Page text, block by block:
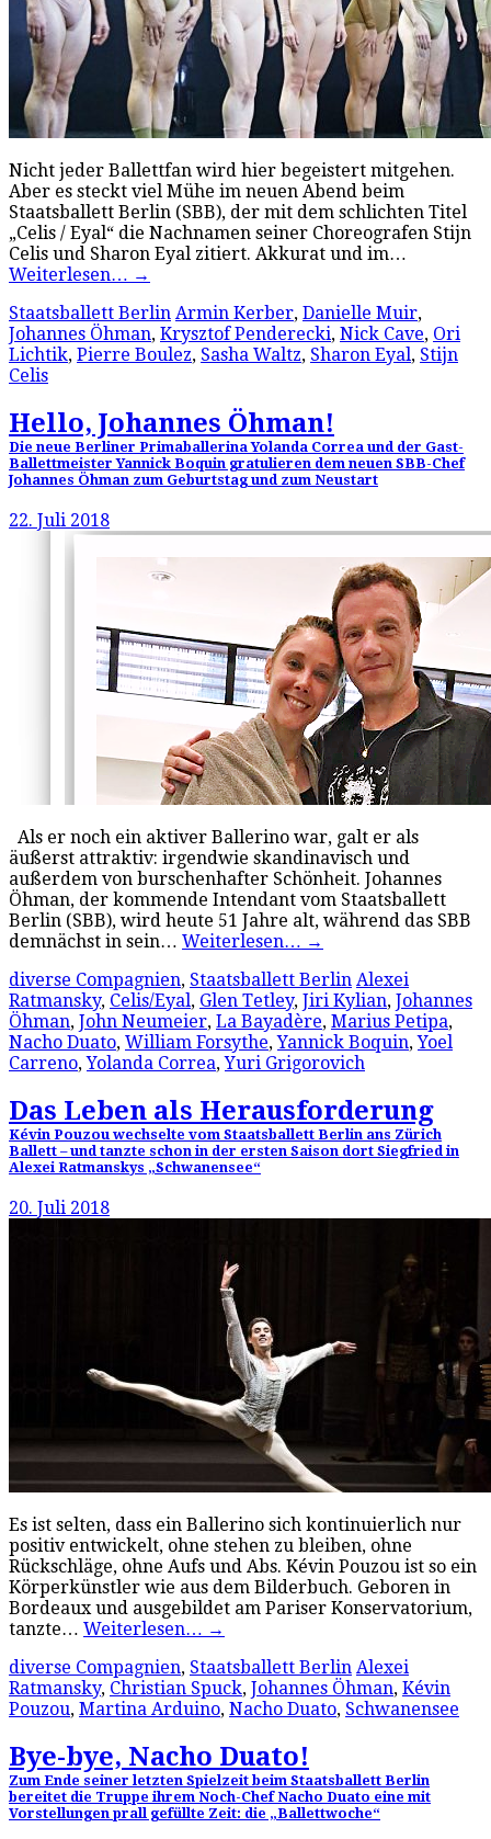
Nicht jeder Ballettfan wird hier begeistert mitgehen.
Aber es steckt viel Mühe im neuen Abend beim
Staatsballett Berlin (SBB), der mit dem schlichten Titel
„Celis / Eyal“ die Nachnamen seiner Choreografen Stijn
Celis und Sharon Eyal zitiert. Akkurat und im…
Weiterlesen… →
Staatsballett Berlin Armin Kerber, Danielle Muir,
Johannes Öhman, Krysztof Penderecki, Nick Cave, Ori
Lichtik, Pierre Boulez, Sasha Waltz, Sharon Eyal, Stijn
Celis
Hello, Johannes Öhman!
Die neue Berliner Primaballerina Yolanda Correa und der Gast-
Ballettmeister Yannick Boquin gratulieren dem neuen SBB-Chef
Johannes Öhman zum Geburtstag und zum Neustart
22. Juli 2018
Als er noch ein aktiver Ballerino war, galt er als
äußerst attraktiv: irgendwie skandinavisch und
außerdem von burschenhafter Schönheit. Johannes
Öhman, der kommende Intendant vom Staatsballett
Berlin (SBB), wird heute 51 Jahre alt, während das SBB
demnächst in sein… Weiterlesen… →
diverse Compagnien, Staatsballett Berlin Alexei
Ratmansky, Celis/Eyal, Glen Tetley, Jiri Kylian, Johannes
Öhman, John Neumeier, La Bayadère, Marius Petipa,
Nacho Duato, William Forsythe,Yannick Boquin,Yoel
Carreno,Yolanda Correa,Yuri Grigorovich
Das Leben als Herausforderung
Kévin Pouzou wechselte vom Staatsballett Berlin ans Zürich
Ballett – und tanzte schon in der ersten Saison dort Siegfried in
Alexei Ratmanskys „Schwanensee“
20. Juli 2018
Es ist selten, dass ein Ballerino sich kontinuierlich nur
positiv entwickelt, ohne stehen zu bleiben, ohne
Rückschläge, ohne Aufs und Abs. Kévin Pouzou ist so ein
Körperkünstler wie aus dem Bilderbuch. Geboren in
Bordeaux und ausgebildet am Pariser Konservatorium,
tanzte… Weiterlesen… →
diverse Compagnien, Staatsballett Berlin Alexei
Ratmansky, Christian Spuck, Johannes Öhman, Kévin
Pouzou, Martina Arduino, Nacho Duato, Schwanensee
Bye-bye, Nacho Duato!
Zum Ende seiner letzten Spielzeit beim Staatsballett Berlin
bereitet die Truppe ihrem Noch-Chef Nacho Duato eine mit
Vorstellungen prall gefüllte Zeit: die „Ballettwoche“